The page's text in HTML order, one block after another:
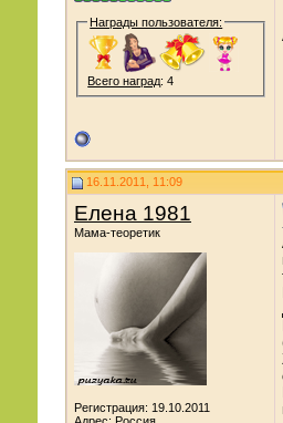
Награды пользователя:
Всего наград: 4
16.11.2011, 11:09
Елена 1981
Мама-теоретик
Регистрация: 19.10.2011